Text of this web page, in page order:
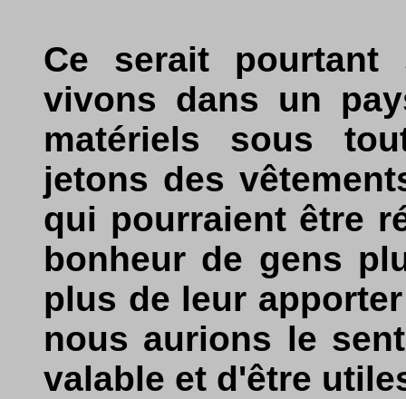
Ce serait
vivons dans un
matériels sous
jetons des
qui pourraient être
bonheur de gens
plus de leur
nous aurions le
valable et d'être